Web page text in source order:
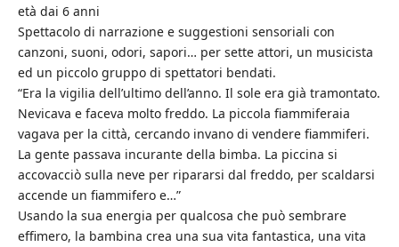
età dai 6 anni
Spettacolo di narrazione e suggestioni sensoriali con
canzoni, suoni, odori, sapori… per sette attori, un musicista
ed un piccolo gruppo di spettatori bendati.
“Era la vigilia dell’ultimo dell’anno. Il sole era già tramontato.
Nevicava e faceva molto freddo. La piccola fiammiferaia
vagava per la città, cercando invano di vendere fiammiferi.
La gente passava incurante della bimba. La piccina si
accovacciò sulla neve per ripararsi dal freddo, per scaldarsi
accende un fiammifero e…”
Usando la sua energia per qualcosa che può sembrare
effimero, la bambina crea una sua vita fantastica, una vita